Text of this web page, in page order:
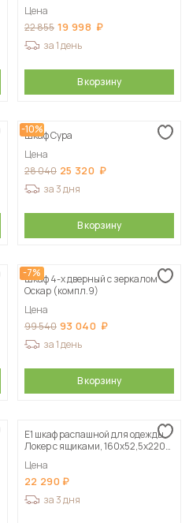
Цена
22 855 19 998
за 1 день
В корзину
-10%
Шкаф Сура
Цена
28 040 25 320
за 3 дня
В корзину
-7%
Шкаф 4-х дверный с зеркалом
Оскар (компл.9)
Цена
99 540 93 040
за 1 день
В корзину
Е1 шкаф распашной для одежды
Локер с ящиками, 160х52,5х220
Цена
22 290
за 3 дня